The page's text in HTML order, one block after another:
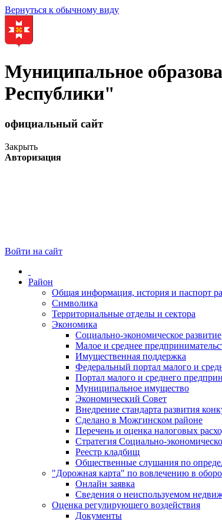
Вернуться к обычному виду
Муниципальное
Республики"
официальный сайт
Закрыть
Авторизация
Войти на сайт
Район
Общая информация, история и паспорт
Символика
Территориальные отделы и сектора
Экономика
Социально-экономическое развитие
Малое и среднее
Имущественная поддержка
Федеральный портал малого и
Портал малого и среднего
Муниципальное имущество
Экономический Совет
Внедрение стандарта развития
Сделано в Можгинском районе
Перечень и оценка налоговых
Стратегия Социально-
Реестр кладбищ
Общественные слушания по
"Дорожная карта" по вовлечению в
Онлайн заявка
Сведения о неиспользуемом
Оценка регулирующего воздействия
Документы